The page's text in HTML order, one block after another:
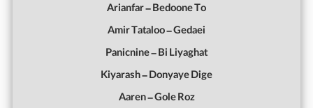
Arianfar – Bedoone To
Amir Tataloo – Gedaei
Panicnine – Bi Liyaghat
Kiyarash – Donyaye Dige
Aaren – Gole Roz